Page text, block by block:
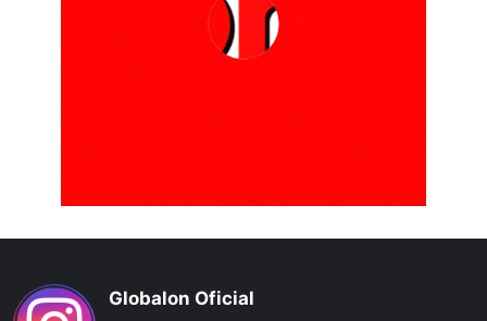
Globalon Oficial